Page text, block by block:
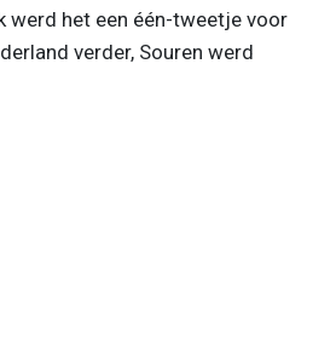
werd het een één-tweetje voor
verder, Souren werd